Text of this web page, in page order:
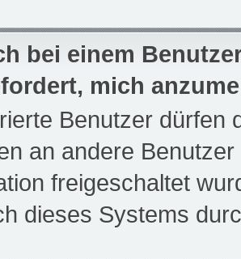
bei einem
mich
Benutzer dürfen
an andere
freigeschaltet
dieses Systems